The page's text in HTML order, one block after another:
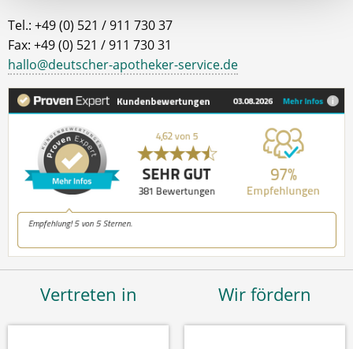
Tel.: +49 (0) 521 / 911 730 37
Fax: +49 (0) 521 / 911 730 31
hallo@deutscher-apotheker-service.de
Vertreten in Wir fördern